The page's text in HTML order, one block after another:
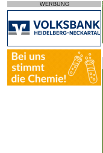
WERBUNG